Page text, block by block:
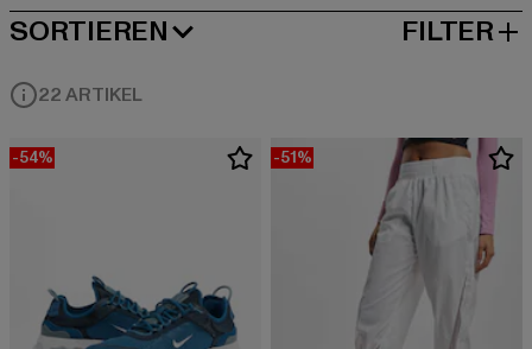
SORTIEREN
BELIEBTESTE FILTER
22 ARTIKEL
-54% -51%